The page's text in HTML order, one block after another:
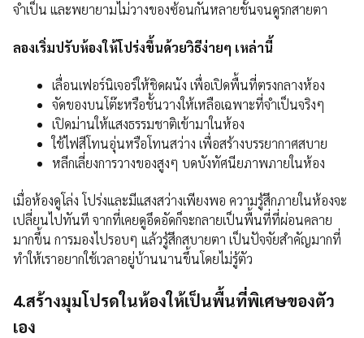
จำเป็น และพยายามไม่วางของซ้อนกันหลายชั้นจนดูรกสายตา
ลองเริ่มปรับห้องให้โปร่งขึ้นด้วยวิธีง่ายๆ เหล่านี้
เลื่อนเฟอร์นิเจอร์ให้ชิดผนัง เพื่อเปิดพื้นที่ตรงกลางห้อง
จัดของบนโต๊ะหรือชั้นวางให้เหลือเฉพาะที่จำเป็นจริงๆ
เปิดม่านให้แสงธรรมชาติเข้ามาในห้อง
ใช้ไฟสีโทนอุ่นหรือโทนสว่าง เพื่อสร้างบรรยากาศสบาย
หลีกเลี่ยงการวางของสูงๆ บดบังทัศนียภาพภายในห้อง
เมื่อห้องดูโล่ง โปร่งและมีแสงสว่างเพียงพอ ความรู้สึกภายในห้องจะ
เปลี่ยนไปทันที จากที่เคยดูอึดอัดก็จะกลายเป็นพื้นที่ที่ผ่อนคลาย
มากขึ้น การมองไปรอบๆ แล้วรู้สึกสบายตา เป็นปัจจัยสำคัญมากที่
ทำให้เราอยากใช้เวลาอยู่บ้านนานขึ้นโดยไม่รู้ตัว
4.สร้างมุมโปรดในห้องให้เป็นพื้นที่พิเศษของตัว
เอง